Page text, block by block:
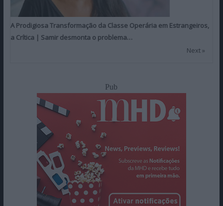
A Prodigiosa Transformação da Classe Operária em Estrangeiros,
a Crítica | Samir desmonta o problema…
Next »
Pub